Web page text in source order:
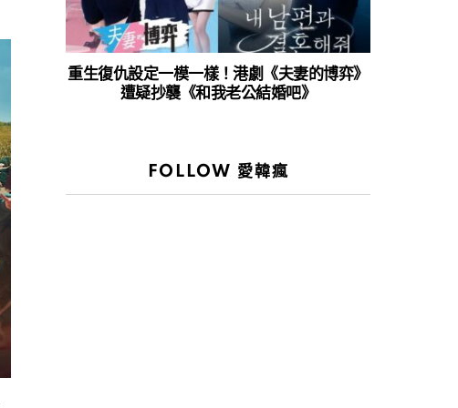
重生復仇設定一模一樣！港劇《夫妻的博弈》
遭疑抄襲《和我老公結婚吧》
FOLLOW 愛韓瘋